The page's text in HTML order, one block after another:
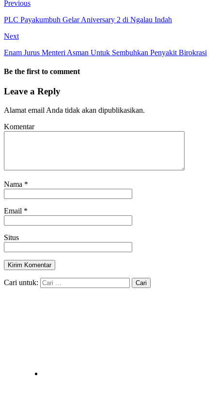
Previous
PLC Payakumbuh Gelar Aniversary 2 di Ngalau Indah
Next
Enam Jurus Menteri Asman Untuk Sembuhkan Penyakit Birokrasi
Be the first to comment
Leave a Reply
Alamat email Anda tidak akan dipublikasikan.
Komentar
Nama *
Email *
Situs
Cari untuk: